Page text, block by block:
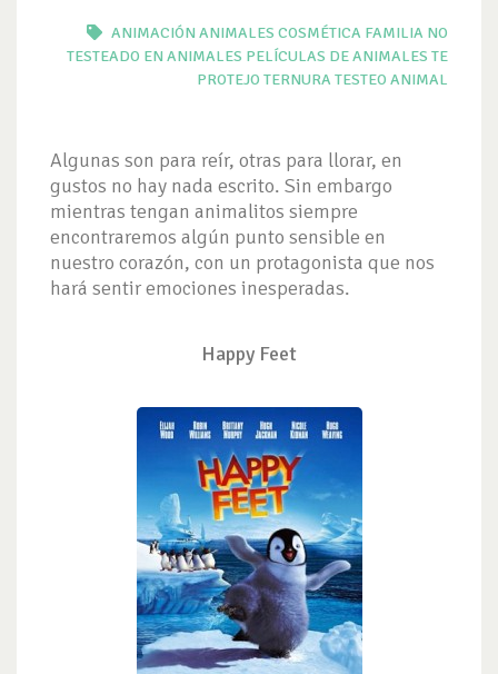
ANIMACIÓN ANIMALES COSMÉTICA FAMILIA NO
TESTEADO EN ANIMALES PELÍCULAS DE ANIMALES TE
PROTEJO TERNURA TESTEO ANIMAL
Algunas son para reír, otras para llorar, en
gustos no hay nada escrito. Sin embargo
mientras tengan animalitos siempre
encontraremos algún punto sensible en
nuestro corazón, con un protagonista que nos
hará sentir emociones inesperadas.
Happy Feet